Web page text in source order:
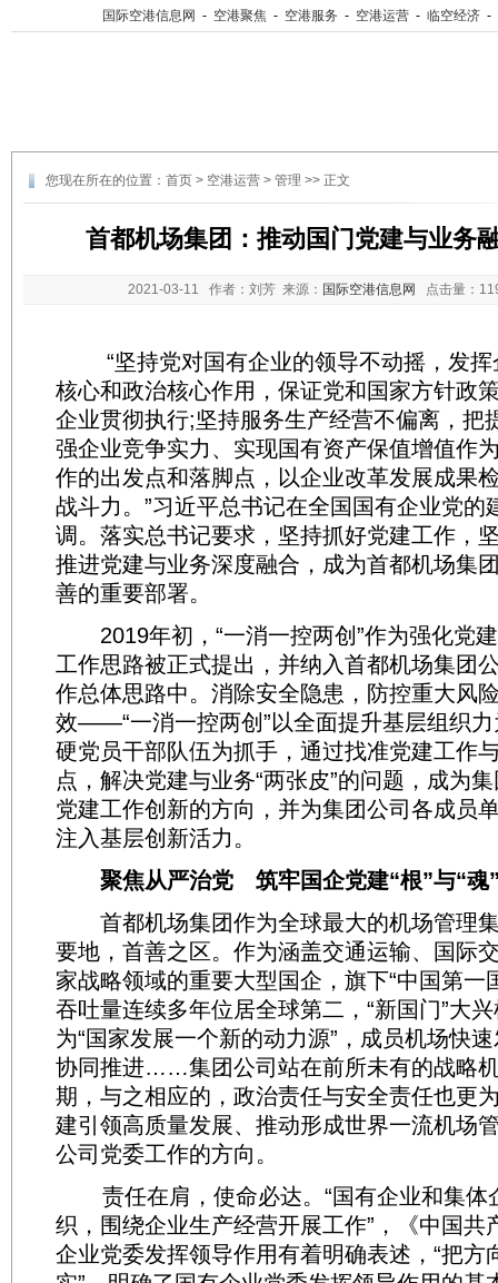
国际空港信息网 - 空港聚焦 - 空港服务 - 空港运营 - 临空经济 -
您现在所在的位置： 首页 > 空港运营 > 管理 >> 正文
首都机场集团：推动国门党建与业务
2021-03-11 作者：刘芳 来源： 国际空港信息网 点击量：
“坚持党对国有企业的领导不动摇，发挥
核心和政治核心作用，保证党和国家方针政
企业贯彻执行;坚持服务生产经营不偏离，把
强企业竞争实力、实现国有资产保值增值作
作的出发点和落脚点，以企业改革发展成果
战斗力。”习近平总书记在全国国有企业党的
调。落实总书记要求，坚持抓好党建工作，
推进党建与业务深度融合，成为首都机场集
善的重要部署。
2019年初，“一消一控两创”作为强化党
工作思路被正式提出，并纳入首都机场集团
作总体思路中。消除安全隐患，防控重大风
效——“一消一控两创”以全面提升基层组织
硬党员干部队伍为抓手，通过找准党建工作
点，解决党建与业务“两张皮”的问题，成为
党建工作创新的方向，并为集团公司各成员
注入基层创新活力。
聚焦从严治党 筑牢国企党建“根”与“魂
首都机场集团作为全球最大的机场管理
要地，首善之区。作为涵盖交通运输、国际
家战略领域的重要大型国企，旗下“中国第一
吞吐量连续多年位居全球第二，“新国门”大
为“国家发展一个新的动力源”，成员机场快
协同推进……集团公司站在前所未有的战略
期，与之相应的，政治责任与安全责任也更
建引领高质量发展、推动形成世界一流机场
公司党委工作的方向。
责任在肩，使命必达。“国有企业和集体
织，围绕企业生产经营开展工作”，《中国共
企业党委发挥领导作用有着明确表述，“把方